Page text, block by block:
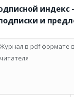
индекс
и
Журнал в pdf формате
читателя